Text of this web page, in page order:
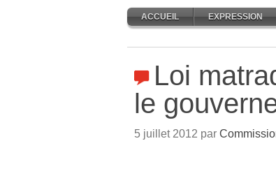
ACCUEIL EXPRESSION
Loi
le
5 juillet 2012 par